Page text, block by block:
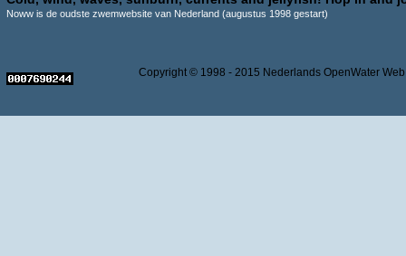
Noww is de oudste zwemwebsite van Nederland (augustus 1998 gestart)
Copyright © 1998 - 2015 Nederlands OpenWater